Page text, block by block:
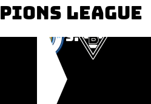
LEAGUE